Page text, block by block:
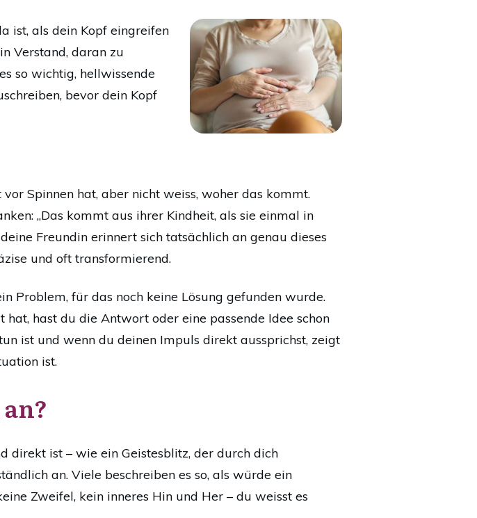
ist, als dein Kopf eingreifen
Verstand, daran zu
so wichtig, hellwissende
bevor dein Kopf
Spinnen hat, aber nicht weiss, woher das kommt.
„Das kommt aus ihrer Kindheit, als sie einmal in
Freundin erinnert sich tatsächlich an genau dieses
und oft transformierend.
Problem, für das noch keine Lösung gefunden wurde.
hast du die Antwort oder eine passende Idee schon
ist und wenn du deinen Impuls direkt aussprichst, zeigt
ist.
direkt ist – wie ein Geistesblitz, der durch dich
an. Viele beschreiben es so, als würde ein
Zweifel, kein inneres Hin und Her – du weisst es